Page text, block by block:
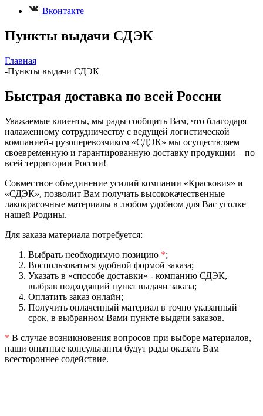
Вконтакте
Пункты выдачи СДЭК
Главная
-Пункты выдачи СДЭК
Быстрая доставка по всей России
Уважаемые клиенты, мы рады сообщить Вам, что благодаря
налаженному сотрудничеству с ведущей логистической
компанией-грузоперевозчиком «СДЭК» мы осуществляем
своевременную и гарантированную доставку продукции – по
всей территории России!
Совместное объединение усилий компании «Красковия» и
«СДЭК», позволит Вам получать высококачественные
лакокрасочные материалы в любом удобном для Вас уголке
нашей Родины.
Для заказа материала потребуется:
Выбрать необходимую позицию *;
Воспользоваться удобной формой заказа;
Указать в «способе доставки» - компанию СДЭК,
выбрав подходящий пункт выдачи заказа;
Оплатить заказ онлайн;
Получить оплаченный материал в точно указанный
срок, в выбранном Вами пункте выдачи заказов.
* В случае возникновения вопросов при выборе материалов,
наши опытные консультанты будут рады оказать Вам
всестороннее содействие.